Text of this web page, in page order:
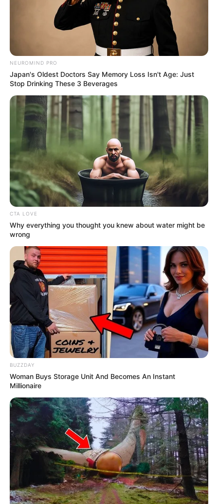
7. “Csak egy újabb szelfi egy lebegő felsővel.”